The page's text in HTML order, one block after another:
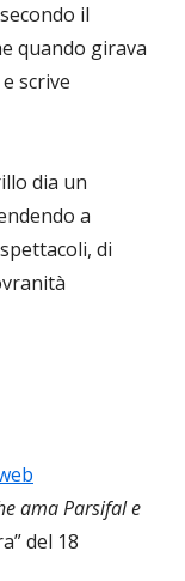
il
quando girava
scrive
dia un
a
di
ama Parsifal e
del 18